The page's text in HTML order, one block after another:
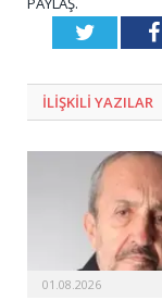
Twitter
ILIŞKILI YAZILAR
01.08.2026